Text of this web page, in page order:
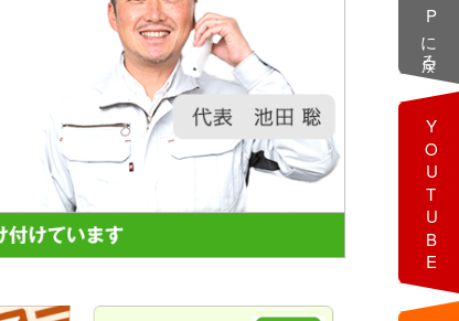
YOUTUBE